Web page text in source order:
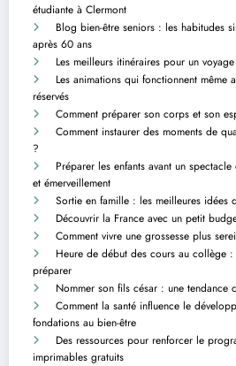
étudiante à Clermont
Blog bien-être seniors : les habitudes
après 60 ans
Les meilleurs itinéraires pour un
Les animations qui fonctionnent même
réservés
Comment préparer son corps et son
Comment instaurer des moments de
?
Préparer les enfants avant un
et émerveillement
Sortie en famille : les meilleures idées
Découvrir la France avec un petit
Comment vivre une grossesse plus
Heure de début des cours au collège
préparer
Nommer son fils césar : une tendance
Comment la santé influence le
fondations au bien-être
Des ressources pour renforcer le
imprimables gratuits